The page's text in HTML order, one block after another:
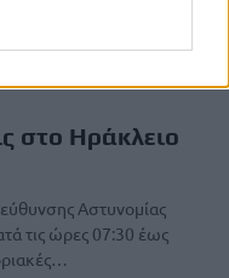
στο Ηράκλειο
Αστυνομίας
τις ώρες 07:30 έως